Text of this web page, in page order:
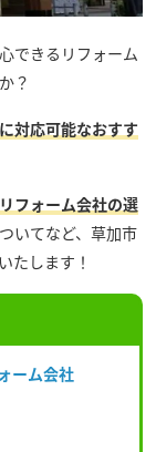
できるリフォーム
？
対応可能なおすす
リフォーム会社の選
いてなど、草加市
たします！
ーム会社